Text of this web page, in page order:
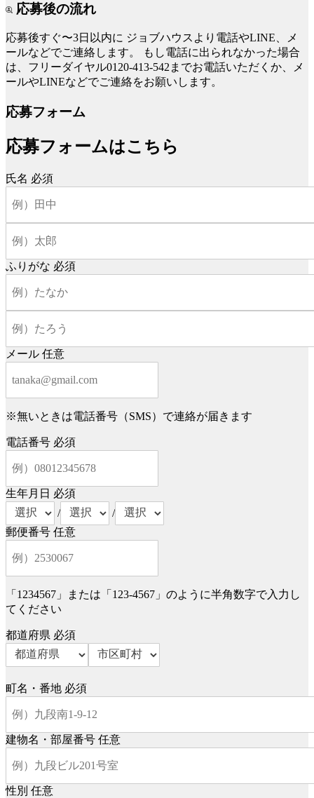
応募後の流れ
応募後すぐ〜3日以内に ジョブハウスより電話やLINE、メ
ールなどでご連絡します。
もし電話に出られなかった場合
は、フリーダイヤル0120-413-542までお電話いただくか、メ
ールやLINEなどでご連絡をお願いします。
応募フォーム
応募フォームはこちら
氏名 必須
ふりがな 必須
メール 任意
※無いときは電話番号（SMS）で連絡が届きます
電話番号 必須
生年月日 必須
/
/
郵便番号 任意
「1234567」または「123-4567」のように半角数字で入力し
てください
都道府県 必須
町名・番地 必須
建物名・部屋番号 任意
性別 任意